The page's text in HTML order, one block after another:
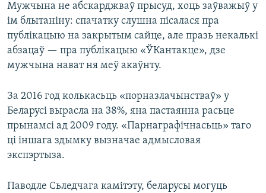
Мужчына не абскарджваў прысуд, хоць заўважыў у
ім блытаніну: спачатку слушна пісалася пра
публікацыю на закрытым сайце, але празь некалькі
абзацаў — пра публікацыю «ЎКантакце», дзе
мужчына нават ня меў акаўнту.
За 2016 год колькасьць «порназлачынстваў» у
Беларусі вырасла на 38%, яна пастаянна расьце
прынамсі ад 2009 году. «Парнаграфічнасьць» таго
ці іншага здымку вызначае адмысловая
экспэртыза.
Паводле Сьледчага камітэту, беларусы могуць